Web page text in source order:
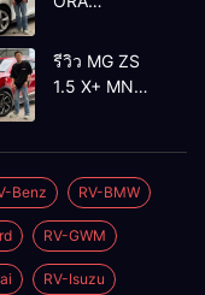
400 PRO
2022 สีขาว
บาทวิ่งน้อย
50,000 กม.
รีวิว MG ZS
1.5 X+ MNC
349,000
บาท🛣️วิ่งน้อย
50,000
กิโลเมตร
Benz RV-BMW
RV-GWM
RV-Isuzu